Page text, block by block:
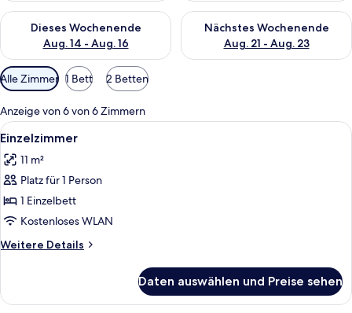
Dieses Wochenende
Aug. 14 - Aug. 16
Überprüfe die Verfügbarkeit für dieses Wochenende, Aug. 14
Nächstes Wochenende
Aug. 21 - Aug. 23
Überprüfe die Verfügbarkeit
Verfügbare
Filter
für
Zimmer
Alle Zimmer 1 Bett 2 Betten
Anzeige von 6 von 6 Zimmern
Alle
Fotos
für
Einzelzimmer
anzeigen
Ein kleiner, kompakter Raum mit
4
Einzelzimmer
11 m²
Platz für 1 Person
1 Einzelbett
Kostenloses WLAN
Weitere Details
Weitere
Daten auswählen und Preise sehen